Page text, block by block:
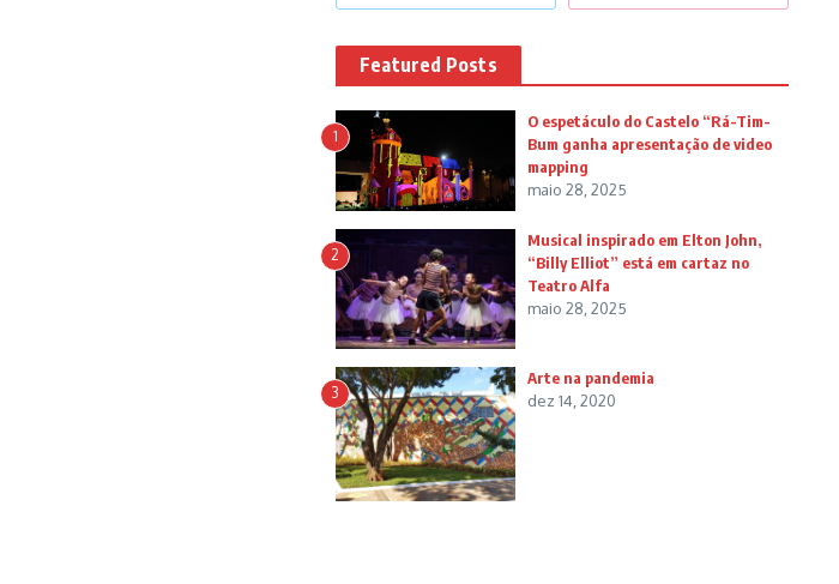
Featured Posts
1
O espetáculo do Castelo “Rá-Tim-
Bum ganha apresentação de video
mapping
maio 28, 2025
2
Musical inspirado em Elton John,
“Billy Elliot” está em cartaz no
Teatro Alfa
maio 28, 2025
3
Arte na pandemia
dez 14, 2020